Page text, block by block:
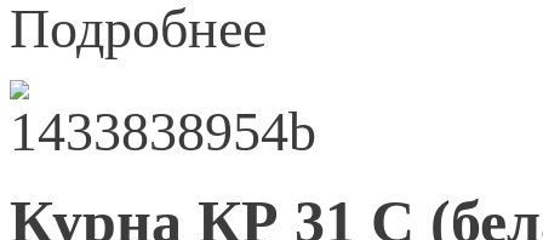
Подробнее
Курна КР 31 С